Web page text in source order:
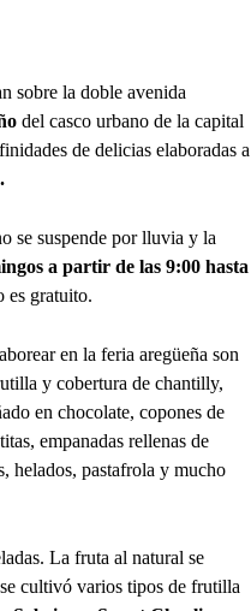
sobre la doble avenida
del casco urbano de la capital
de delicias elaboradas a
se suspende por lluvia y la
a partir de las 9:00 hasta
es gratuito.
en la feria aregüeña son
y cobertura de chantilly,
en chocolate, copones de
empanadas rellenas de
helados, pastafrola y mucho
La fruta al natural se
cultivó varios tipos de frutilla